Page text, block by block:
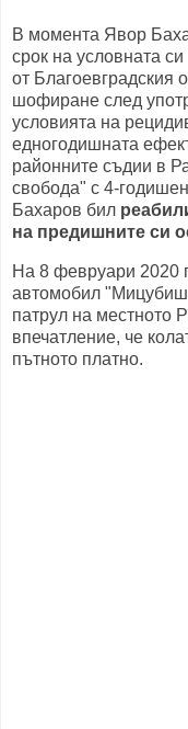
В момента Явор
срок на условната
от Благоевградския
шофиране след
условията на
едногодишната
районните съдии в
свобода" с 4-
Бахаров бил
на предишните си
На 8 февруари 2020
автомобил
патрул на местното
впечатление, че
пътното платно.